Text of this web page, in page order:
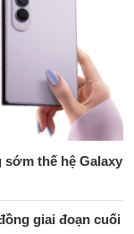
sớm thế hệ Galaxy
giai đoạn cuối